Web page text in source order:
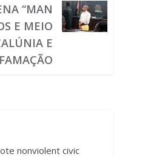
“MAN
E MEIO
E
nonviolent civic